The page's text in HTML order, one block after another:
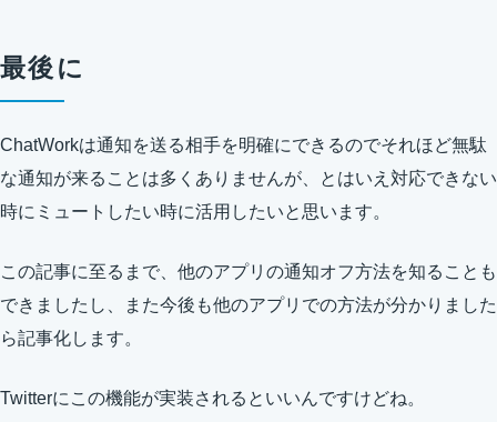
最後に
ChatWorkは通知を送る相手を明確にできるのでそれほど無駄
な通知が来ることは多くありませんが、とはいえ対応できない
時にミュートしたい時に活用したいと思います。
この記事に至るまで、他のアプリの通知オフ方法を知ることも
できましたし、また今後も他のアプリでの方法が分かりました
ら記事化します。
Twitterにこの機能が実装されるといいんですけどね。